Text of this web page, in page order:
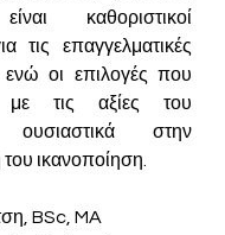
καθοριστικοί
τις επαγγελματικές
ενώ οι επιλογές που
με τις αξίες του
ουσιαστικά στην
ικανοποίηση.
BSc, MA